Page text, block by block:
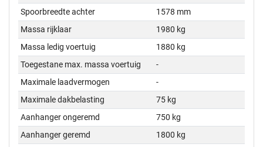
Spoorbreedte achter
1578 mm
Massa rijklaar
1980 kg
Massa ledig voertuig
1880 kg
Toegestane max. massa voertuig
-
Maximale laadvermogen
-
Maximale dakbelasting
75 kg
Aanhanger ongeremd
750 kg
Aanhanger geremd
1800 kg